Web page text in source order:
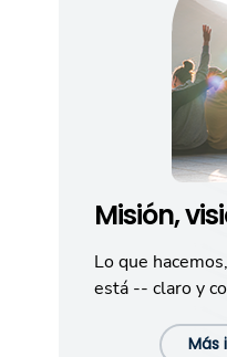
Misión,
Lo que
está -- claro y
Más